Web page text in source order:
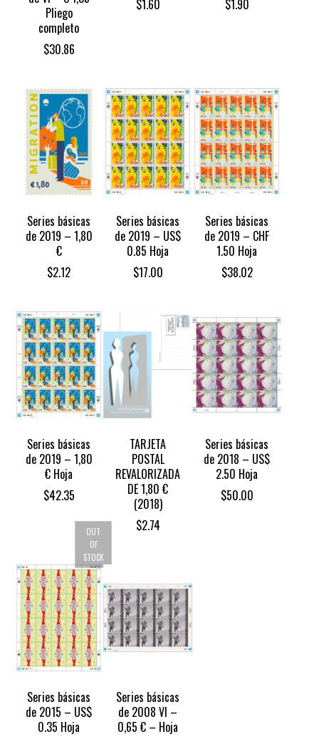
Pliego
completo
$30.86
$1.60 $1.90
Series básicas
de 2019 – 1,80
€
$2.12
Series básicas
de 2019 – US$
0.85 Hoja
$17.00
Series básicas
de 2019 – CHF
1.50 Hoja
$38.02
Series básicas
de 2019 – 1,80
€ Hoja
$42.35
TARJETA
POSTAL
REVALORIZADA
DE 1,80 €
(2018)‎
$2.74
Series básicas
de 2018 – US$
2.50 Hoja
$50.00
Series básicas
de 2015 – US$
0.35 Hoja
OUT
OF
STOCK
Series básicas
de 2008 VI –
0,65 € – Hoja